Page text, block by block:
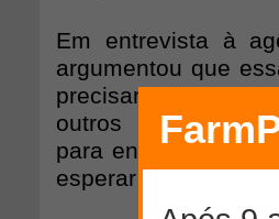
Em entrevista à
argumentou que
precisam ser
outros ministérios
para encontrar
esperar avanços